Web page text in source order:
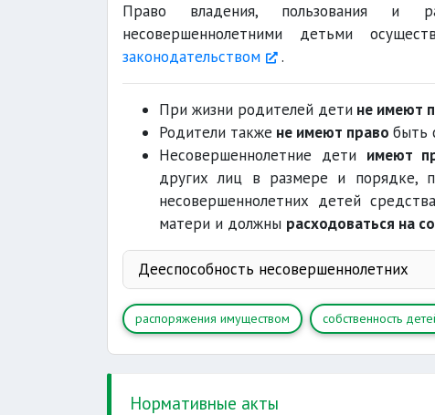
Право владения, пользования и
несовершеннолетними детьми
законодательством
.
При жизни родителей дети не имеют
Родители также не имеют право быть
Несовершеннолетние дети имеют
других лиц в размере и порядке,
несовершеннолетних детей
матери и должны расходоваться на
Дееспособность несовершеннолетних
распоряжения имуществом собственность
Нормативные акты